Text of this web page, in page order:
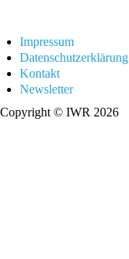
Impressum
Datenschutzerklärung
Kontakt
Newsletter
Copyright © IWR 2026